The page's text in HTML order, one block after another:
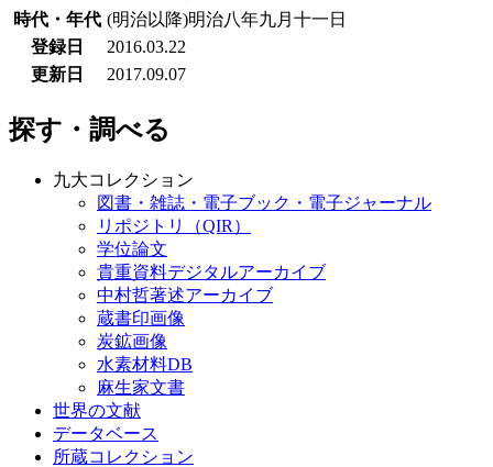
時代・年代 (明治以降)明治八年九月十一日
登録日
2016.03.22
更新日
2017.09.07
探す・調べる
九大コレクション
図書・雑誌・電子ブック・電子ジャーナル
リポジトリ（QIR）
学位論文
貴重資料デジタルアーカイブ
中村哲著述アーカイブ
蔵書印画像
炭鉱画像
水素材料DB
麻生家文書
世界の文献
データベース
所蔵コレクション